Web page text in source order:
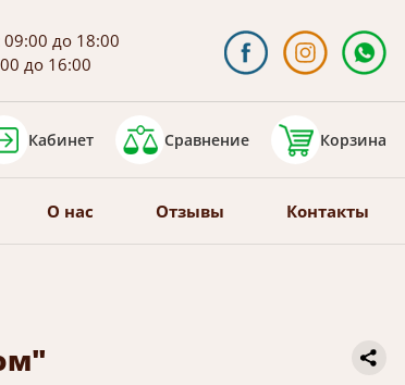
до 18:00
до 16:00
Кабинет Сравнение Корзина
О нас Отзывы Контакты